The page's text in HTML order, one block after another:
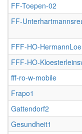
FF-Toepen-02
FF-
FFF-HO-
FFF-HO-
fff-ro-w-mobile
Frapo1
Gattendorf2
Gesundheit1